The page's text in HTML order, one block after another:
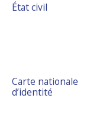
État civil
Carte nationale
d’identité